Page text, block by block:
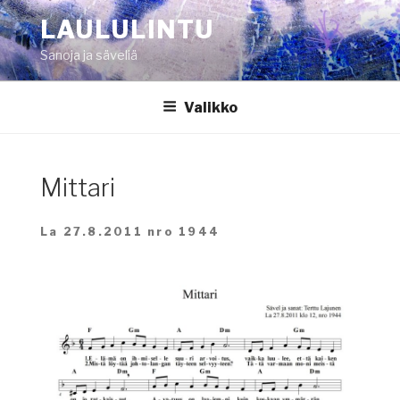
Siirry
sisältöönLAULULINTU
Sanoja ja säveliä
Valikko
Mittari
La 27.8.2011 nro 1944